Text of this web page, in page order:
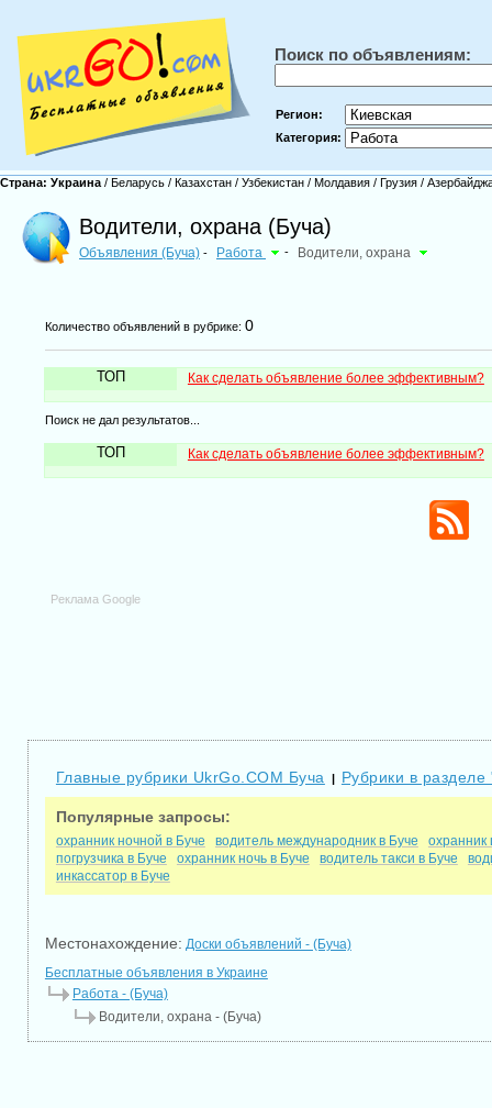
Поиск по объявлениям:
Регион:
Категория:
Страна: Украина / Беларусь / Казахстан / Узбекистан / Молдавия / Грузия /
Водители, охрана (Буча)
Объявления (Буча) - Работа - Водители, охрана
Количество объявлений в рубрике: 0
ТОП Как сделать объявление более эффективным?
Поиск не дал результатов...
ТОП Как сделать объявление более эффективным?
Реклама Google
Главные рубрики UkrGo.COM Буча | Рубрики в
Популярные запросы:
охранник ночной в Буче водитель международник в Буче
охранник
погрузчика в Буче
охранник ночь в Буче водитель такси в Буче
инкассатор в Буче
Местонахождение: Доски объявлений - (Буча)
Бесплатные объявления в Украине
Работа - (Буча)
Водители, охрана - (Буча)